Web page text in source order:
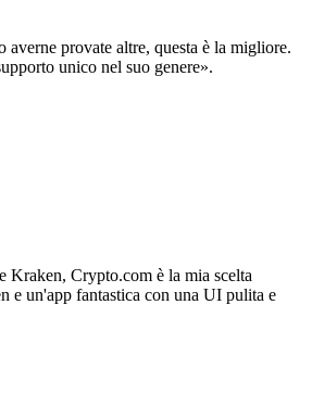
averne provate altre, questa è la migliore.
unico nel suo genere».
Kraken, Crypto.com è la mia scelta
e un'app fantastica con una UI pulita e